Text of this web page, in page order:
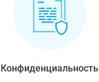
Конфиденциальность